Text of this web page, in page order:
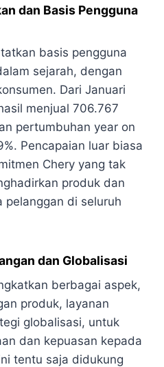
dan Basis Pengguna
basis pengguna
sejarah, dengan
Dari Januari
menjual 706.767
pertumbuhan year on
Pencapaian luar biasa
Chery yang tak
produk dan
pelanggan di seluruh
dan Globalisasi
berbagai aspek,
produk, layanan
globalisasi, untuk
dan kepuasan kepada
tentu saja didukung